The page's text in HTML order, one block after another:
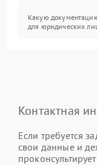
Какую
для юридических
Контактная
Если требуется
свои данные и